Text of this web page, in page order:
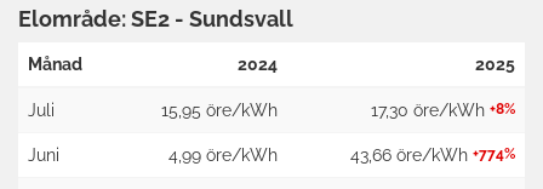
Elområde: SE2 - Sundsvall
Månad 2024 2025
Juli 15,95 öre/kWh 17,30 öre/kWh +8%
Juni 4,99 öre/kWh 43,66 öre/kWh +774%